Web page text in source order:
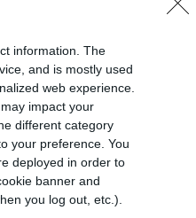
information. The
and is mostly used
web experience.
impact your
different category
your preference. You
deployed in order to
banner and
you log out, etc.).